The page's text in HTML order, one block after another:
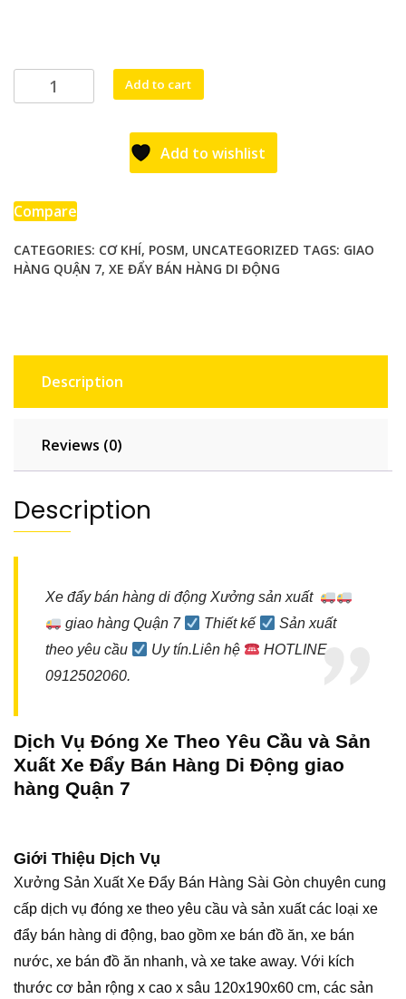
đẩy
giao
quantity
Add to cart
Add to wishlist
Compare
CATEGORIES: CƠ KHÍ, POSM, UNCATEGORIZED TAGS: GIAO
HÀNG QUẬN 7, XE ĐẨY BÁN HÀNG DI ĐỘNG
Description
Reviews (0)
Description
Xe đẩy bán hàng di động Xưởng sản xuất
giao hàng Quận 7
Thiết kế
Sản xuất
theo yêu cầu
Uy tín.Liên hệ
HOTLINE
0912502060.
Dịch Vụ Đóng Xe Theo Yêu Cầu và Sản
Xuất Xe Đẩy Bán Hàng Di Động giao
hàng Quận 7
Giới Thiệu Dịch Vụ
Xưởng Sản Xuất Xe Đẩy Bán Hàng Sài Gòn chuyên cung
cấp dịch vụ đóng xe theo yêu cầu và sản xuất các loại xe
đẩy bán hàng di động, bao gồm xe bán đồ ăn, xe bán
nước, xe bán đồ ăn nhanh, và xe take away. Với kích
thước cơ bản rộng x cao x sâu 120x190x60 cm, các sản